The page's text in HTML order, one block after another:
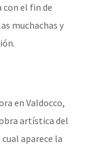
con el fin de
muchachas y
en Valdocco,
artística del
aparece la